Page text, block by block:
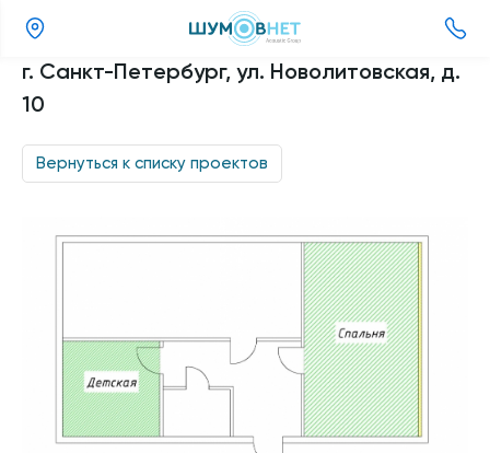
220-
г. Санкт-Петербург, ул. Новолитовская, д.
10
Вернуться к списку проектов